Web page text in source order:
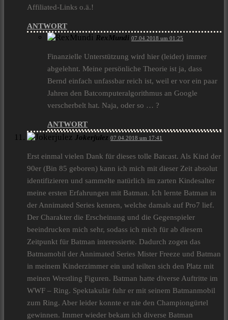
Affiliated-Links o.ä.!
ANTWORT
RexMundi 07.04.2018 um 01:25
Finanzielle Unterstützung wird hier (leider) immer
abgelehnt. Meine persönliche Theorie ist ja, dass
Bernd einfach unfassbar reich ist, weil er vor ein paar
Jahren den Batcomputeralgorithmus an Google
verscherbelt hat. Naja, oder so … ?
ANTWORT
Jokerjulez 07.04.2018 um 17:41
Erst einmal vielen Dank für dieses tolle Batcast. Als Kind der
90er (Bin 85 geboren) kann ich mich mit dieser Zeit absolut
identifizieren und sammelte natürlich im zarten Kindesalter
meine ersten Erfahrungen mit Batman. Ich lernte Batman in
der Annimated Series kennen, welche damals auf Pro7 lief.
Der Charakter die Erscheinung und die Gegenspieler
beeindrucken mich sehr, sodass ich mich für ab diesem
Zeitpunkt für Batman interessierte. Dadurch zogen das
Batmamobil der Annimated Series Mister Freeze und Batman
in meinem Kinderzimmer ein und teilten sich den Platz mit
meinen Wrestling Figuren. Batman hatte diverse Auftritte im
WWF – Ring. Spektakulär fuhr er mit seinem Batmanmobil
zum Ring. Aber leider konnte er nie den Championgürtel
gewinnen. Immer wieder bekam ich diverse Batman